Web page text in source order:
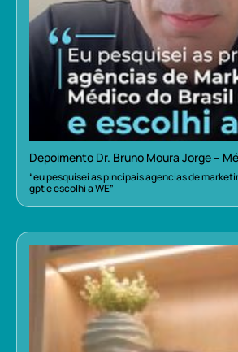
Depoimento Dr. Bruno Moura Jorge –
“eu pesquisei as pincipais agencias de
gpt e escolhi a WE”